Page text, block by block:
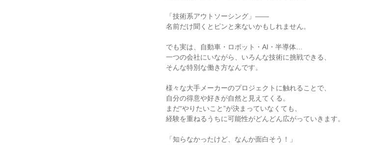
「技術系アウトソーシング」――
名前だけ聞くとピンと来ないかもしれません。
でも実は、自動車・ロボット・AI・半導体…
一つの会社にいながら、いろんな技術に挑戦できる、
そんな特別な働き方なんです。
様々な大手メーカーのプロジェクトに触れることで、
自分の得意や好きが自然と見えてくる。
まだ“やりたいこと”が決まっていなくても、
経験を重ねるうちに可能性がどんどん広がっていきます。
「知らなかったけど、なんか面白そう！」